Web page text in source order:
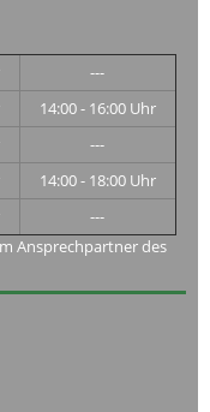
---
14:00 - 16:00 Uhr
---
14:00 - 18:00 Uhr
---
Ansprechpartner des